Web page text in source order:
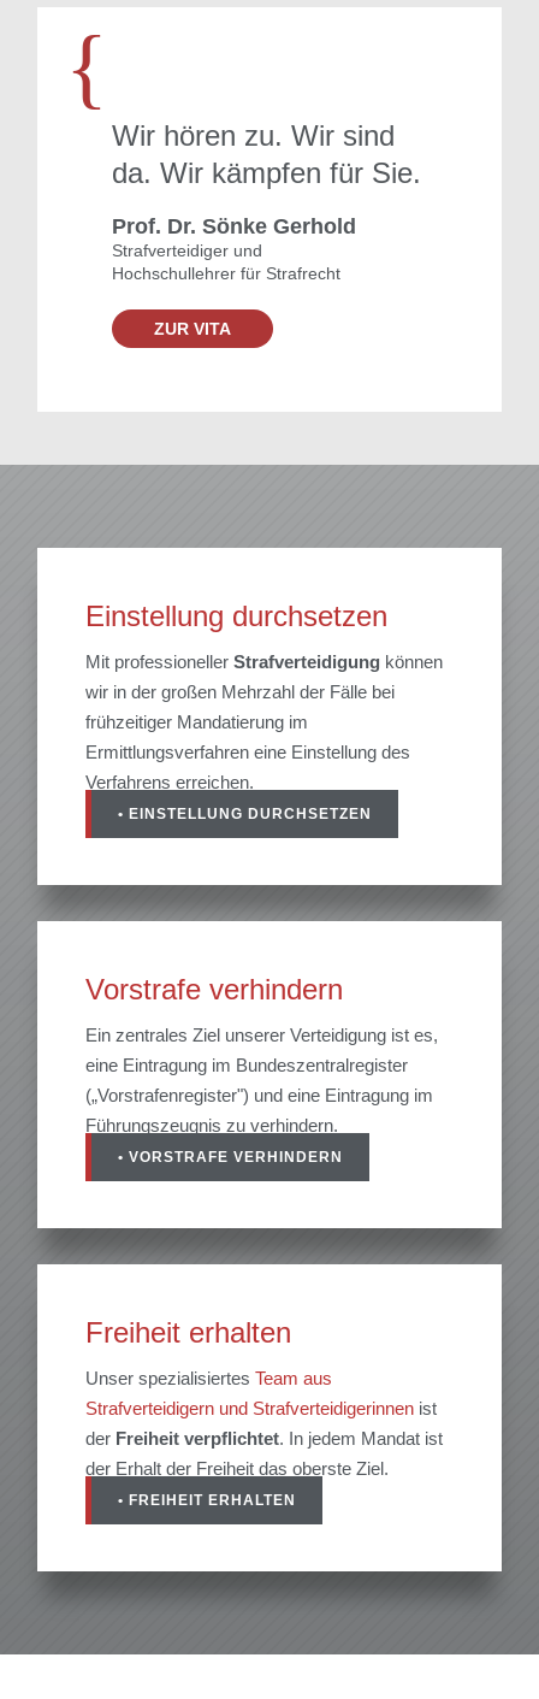
{
Wir hören zu. Wir sind
da. Wir kämpfen für Sie.
Prof. Dr. Sönke Gerhold
Strafverteidiger und
Hochschullehrer für Strafrecht
ZUR VITA
Einstellung durchsetzen
Mit professionellerStrafverteidigung können
wir in der großen Mehrzahl der Fälle bei
frühzeitiger Mandatierung im
Ermittlungsverfahren eine Einstellung des
Verfahrens erreichen.
• EINSTELLUNG DURCHSETZEN
Vorstrafe verhindern
Ein zentrales Ziel unserer Verteidigung ist es,
eine Eintragung im Bundeszentralregister
(„Vorstrafenregister") und eine Eintragung im
Führungszeugnis zu verhindern.
• VORSTRAFE VERHINDERN
Freiheit erhalten
Unser spezialisiertesTeam aus
Strafverteidigern und Strafverteidigerinnen ist
der Freiheit verpflichtet. In jedem Mandat ist
der Erhalt der Freiheit das oberste Ziel.
• FREIHEIT ERHALTEN